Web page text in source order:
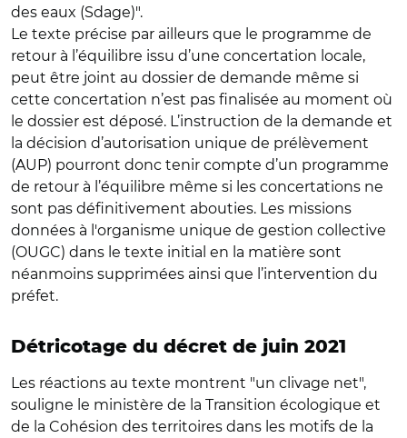
des eaux (Sdage)".
Le texte précise par ailleurs que le programme de
retour à l’équilibre issu d’une concertation locale,
peut être joint au dossier de demande même si
cette concertation n’est pas finalisée au moment où
le dossier est déposé. L’instruction de la demande et
la décision d’autorisation unique de prélèvement
(AUP) pourront donc tenir compte d’un programme
de retour à l’équilibre même si les concertations ne
sont pas définitivement abouties. Les missions
données à l'organisme unique de gestion collective
(OUGC) dans le texte initial en la matière sont
néanmoins supprimées ainsi que l’intervention du
préfet.
Détricotage du décret de juin 2021
Les réactions au texte montrent "un clivage net",
souligne le ministère de la Transition écologique et
de la Cohésion des territoires dans les motifs de la